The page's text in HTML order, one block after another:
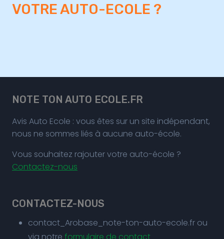
VOTRE AUTO-ECOLE ?
NOTE TON AUTO ECOLE.FR
Avis Auto Ecole : vous êtes sur un site indépendant,
nous ne sommes liés à aucune auto-école.
Vous souhaitez rajouter votre auto-école ?
Contactez-nous
CONTACTEZ-NOUS
contact_Arobase_note-ton-auto-ecole.fr ou
via notre formulaire de contact